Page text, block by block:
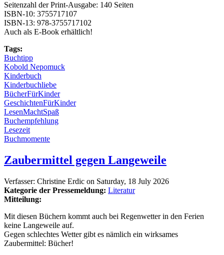
Seitenzahl der Print-Ausgabe:‎ 140 Seiten
ISBN-10:‎ 3755717107
ISBN-13:‎ 978-3755717102
Auch als E-Book erhältlich!
Tags:
Buchtipp
Kobold Nepomuck
Kinderbuch
Kinderbuchliebe
BücherFürKinder
GeschichtenFürKinder
LesenMachtSpaß
Buchempfehlung
Lesezeit
Buchmomente
Zaubermittel gegen Langeweile
Verfasser: Christine Erdic on Saturday, 18 July 2026
Kategorie der Pressemeldung: Literatur
Mitteilung:
Mit diesen Büchern kommt auch bei Regenwetter in den Ferien
keine Langeweile auf.
Gegen schlechtes Wetter gibt es nämlich ein wirksames
Zaubermittel: Bücher!